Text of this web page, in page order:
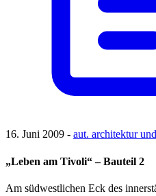
16. Juni 2009 - aut. architektur
„Leben am Tivoli“ – Bauteil 2
Am südwestlichen Eck des